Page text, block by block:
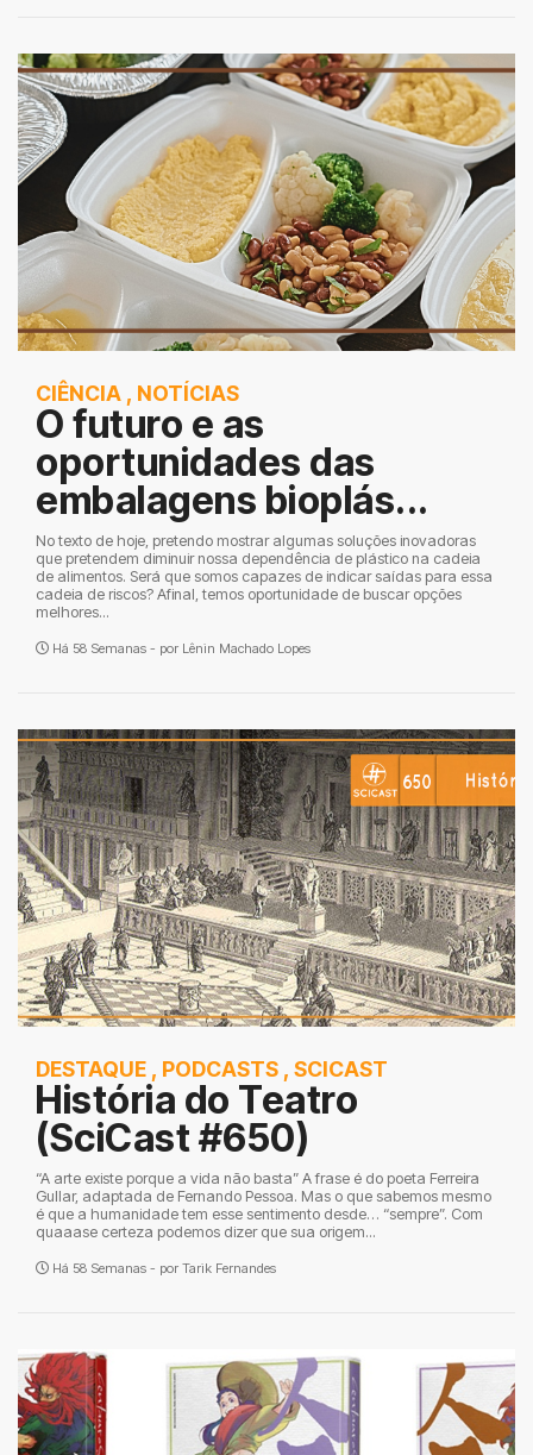
CIÊNCIA , NOTÍCIAS
O futuro e as
oportunidades das
embalagens bioplás...
No texto de hoje, pretendo mostrar algumas soluções inovadoras
que pretendem diminuir nossa dependência de plástico na cadeia
de alimentos. Será que somos capazes de indicar saídas para essa
cadeia de riscos? Afinal, temos oportunidade de buscar opções
melhores...
Há 58 Semanas - por Lênin Machado Lopes
DESTAQUE , PODCASTS , SCICAST
História do Teatro
(SciCast #650)
“A arte existe porque a vida não basta” A frase é do poeta Ferreira
Gullar, adaptada de Fernando Pessoa. Mas o que sabemos mesmo
é que a humanidade tem esse sentimento desde… “sempre”. Com
quaaase certeza podemos dizer que sua origem...
Há 58 Semanas - por Tarik Fernandes